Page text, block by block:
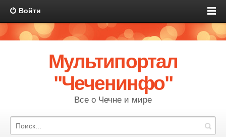
Войти
Мультипортал
"Чеченинфо"
Все о Чечне и мире